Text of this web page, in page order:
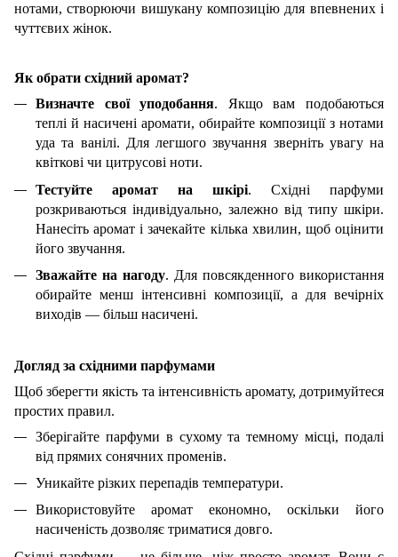
нотами, створюючи вишукану композицію для впевнених і
чуттєвих жінок.
Як обрати східний аромат?
Визначте свої уподобання. Якщо вам подобаються
теплі й насичені аромати, обирайте композиції з нотами
уда та ванілі. Для легшого звучання зверніть увагу на
квіткові чи цитрусові ноти.
Тестуйте аромат на шкірі. Східні парфуми
розкриваються індивідуально, залежно від типу шкіри.
Нанесіть аромат і зачекайте кілька хвилин, щоб оцінити
його звучання.
Зважайте на нагоду. Для повсякденного використання
обирайте менш інтенсивні композиції, а для вечірніх
виходів — більш насичені.
Догляд за східними парфумами
Щоб зберегти якість та інтенсивність аромату, дотримуйтеся
простих правил.
Зберігайте парфуми в сухому та темному місці, подалі
від прямих сонячних променів.
Уникайте різких перепадів температури.
Використовуйте аромат економно, оскільки його
насиченість дозволяє триматися довго.